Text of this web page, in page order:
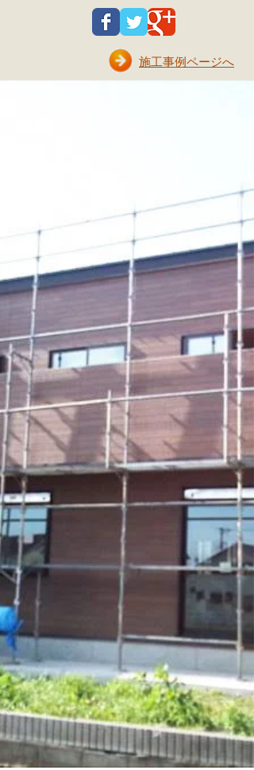
施工事例ページへ